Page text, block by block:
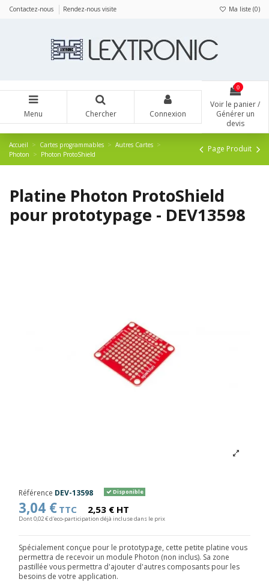
Contactez-nous Rendez-nous visite Ma liste (0)
Menu Chercher Connexion
0
Voir le panier /
Générer un
devis
Accueil Cartes programmables
Autres Cartes
Photon
Photon ProtoShield
Page Produit
Platine Photon ProtoShield
pour prototypage - DEV13598
Référence DEV-13598 Disponible
3,04 € TTC 2,53 € HT
Dont 0,02 € d'eco-participation déjà incluse dans le prix
Spécialement conçue pour le prototypage, cette petite platine vous
permettra de recevoir un module Photon (non inclus). Sa zone
pastillée vous permettra d'ajouter d'autres composants pour les
besoins de votre application.
Panneau de gestion des cookies